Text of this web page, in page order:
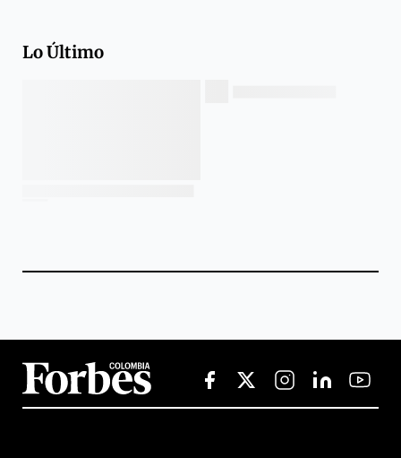
Lo Último